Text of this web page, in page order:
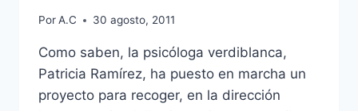
PorA.C 30 agosto, 2011
Como saben, la psicóloga verdiblanca,
Patricia Ramírez, ha puesto en marcha un
proyecto para recoger, en la dirección